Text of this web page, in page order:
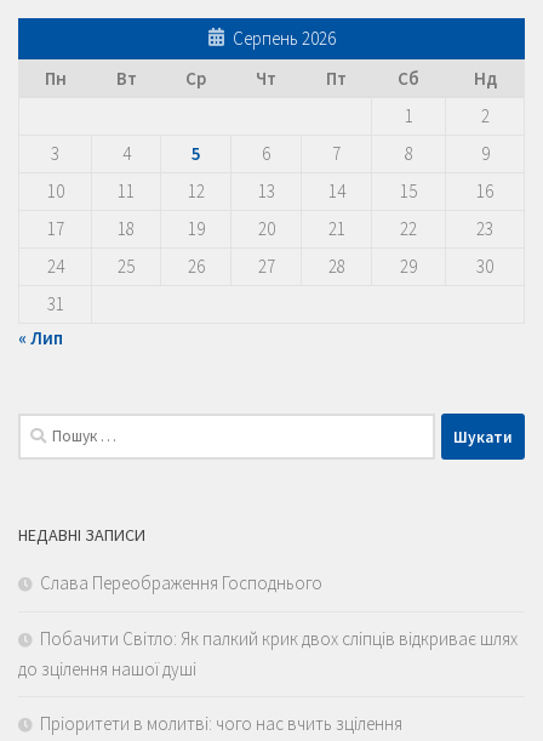
Серпень 2026
Пн
Вт Ср Чт Пт Сб
Нд
1
2
3
4 5 6 7 8
9
10
11 12 13 14 15
16
17
18 19 20 21 22
23
24
25 26 27 28 29
30
31
« Лип
Пошук:
НЕДАВНІ ЗАПИСИ
Слава Переображення Господнього
Побачити Світло: Як палкий крик двох сліпців відкриває шлях
до зцілення нашої душі
Пріоритети в молитві: чого нас вчить зцілення